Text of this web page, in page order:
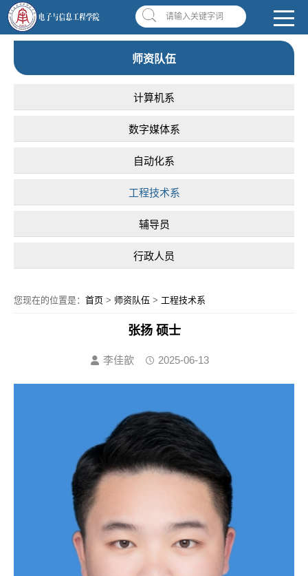
南昌应用技术师范学院，助你圆梦! 学校首页| OA系统 违反师德举报信箱
请输入关键字词
师资队伍
计算机系
数字媒体系
自动化系
工程技术系
辅导员
行政人员
您现在的位置是： 首页 > 师资队伍 > 工程技术系
张扬 硕士
李佳歆 2025-06-13